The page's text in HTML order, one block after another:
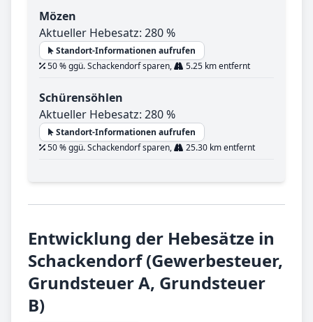
Mözen
Aktueller Hebesatz: 280 %
Standort-Informationen aufrufen
50 % ggü. Schackendorf sparen,
5.25 km entfernt
Schürensöhlen
Aktueller Hebesatz: 280 %
Standort-Informationen aufrufen
50 % ggü. Schackendorf sparen,
25.30 km entfernt
Entwicklung der Hebesätze in
Schackendorf (Gewerbesteuer,
Grundsteuer A, Grundsteuer
B)